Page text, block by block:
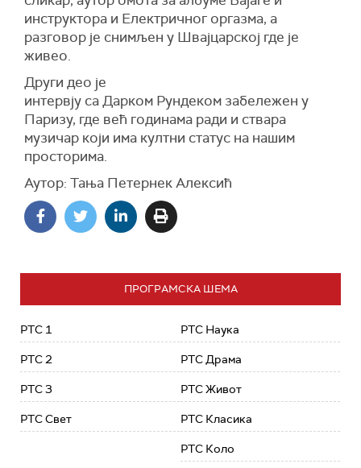
инструктора и Електричног оргазма, а
разговор је снимљен у Швајцарској где је
живео.
Други део је
интервју са Дарком Рундеком забележен у
Паризу, где већ годинама ради и ствара
музичар који има култни статус на нашим
просторима.
Аутор: Тања Петернек Алексић
ПРОГРАМСКА ШЕМА
РТС 1
РТС 2
РТС 3
РТС Свет
РТС Наука
РТС Драма
РТС Живот
РТС Класика
РТС Коло